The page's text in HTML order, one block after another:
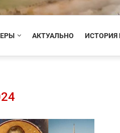
АКТУАЛЬНО ИСТОРИЯ